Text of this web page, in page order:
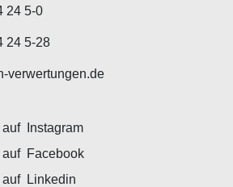
24 5-0
24 5-28
verwertungen.de
auf
Instagram
auf Facebook
auf
Linkedin